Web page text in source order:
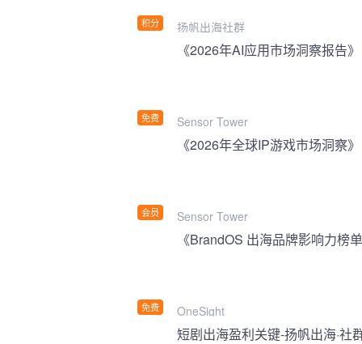
积分 扬帆出海社群
免费
《2026年AI应用市场洞察报告》
Sensor Tower
会员
《2026年全球IP游戏市场洞察》
Sensor Tower
免费
《BrandOS 出海品牌影响力榜
OneSight
短剧出海盈利关键-扬帆出海·社